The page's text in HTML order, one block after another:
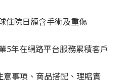
住院日額含手術及重傷
5年在網路平台服務累積客戶
事項、商品搭配、理賠實